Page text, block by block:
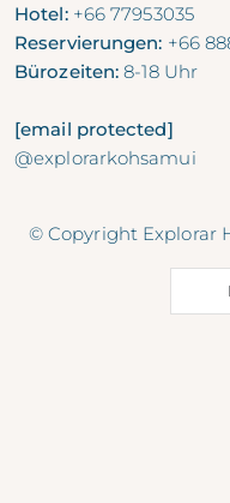
Hotel: +66 77953035
Reservierungen: +66
Bürozeiten: 8-18 Uhr
[email protected]
@explorarkohsamui
© Copyright Explorar